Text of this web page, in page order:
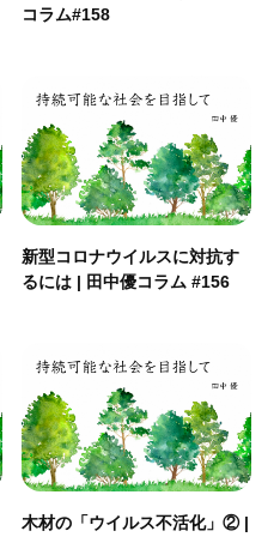
コラム#158
新型コロナウイルスに対抗す
るには | 田中優コラム #156
木材の「ウイルス不活化」② |